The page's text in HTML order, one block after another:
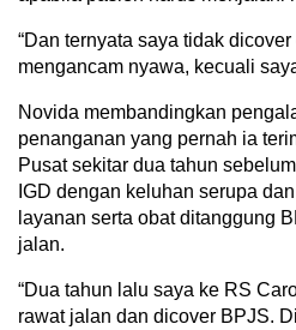
“Dan ternyata saya tidak
mengancam nyawa, kecuali
Novida membandingkan
penanganan yang pernah ia
Pusat sekitar dua tahun
IGD dengan keluhan serupa
layanan serta obat ditanggung
jalan.
“Dua tahun lalu saya ke RS
rawat jalan dan dicover BPJS.